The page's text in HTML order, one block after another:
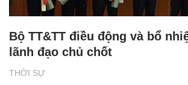
THỜI SỰ
Bộ TT&TT điều động và bổ
lãnh đạo chủ chốt